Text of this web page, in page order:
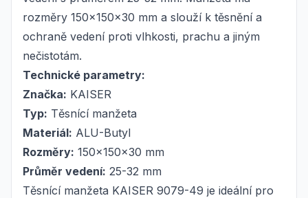
rozměry 150x150x30 mm a slouží k těsnění a
ochraně vedení proti vlhkosti, prachu a jiným
nečistotám.
Technické parametry:
Značka: KAISER
Typ: Těsnící manžeta
Materiál: ALU-Butyl
Rozměry: 150x150x30 mm
Průměr vedení: 25-32 mm
Těsnící manžeta KAISER 9079-49 je ideální pro